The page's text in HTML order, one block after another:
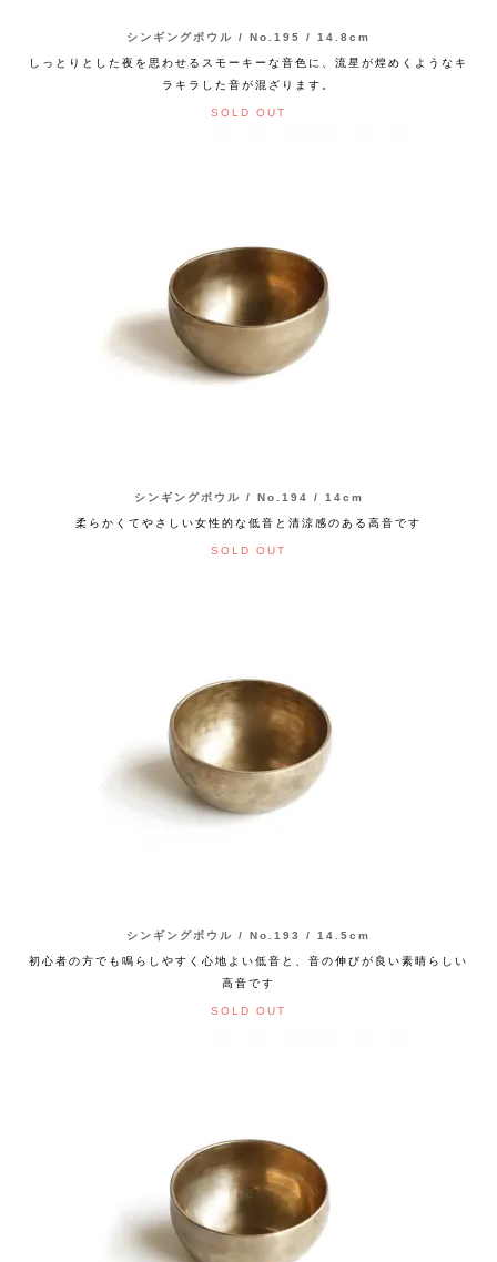
シンギングボウル / No.195 / 14.8cm
しっとりとした夜を思わせるスモーキーな音色に、流星が煌めくようなキ
ラキラした音が混ざります。
SOLD OUT
シンギングボウル / No.194 / 14cm
柔らかくてやさしい女性的な低音と清涼感のある高音です
SOLD OUT
シンギングボウル / No.193 / 14.5cm
初心者の方でも鳴らしやすく心地よい低音と、音の伸びが良い素晴らしい
高音です
SOLD OUT